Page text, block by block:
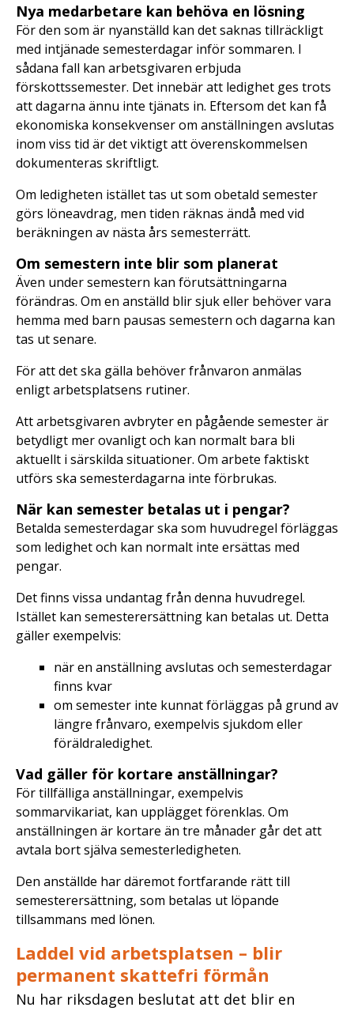
Nya medarbetare kan behöva en lösning
För den som är nyanställd kan det saknas tillräckligt
med intjänade semesterdagar inför sommaren. I
sådana fall kan arbetsgivaren erbjuda
förskottssemester. Det innebär att ledighet ges trots
att dagarna ännu inte tjänats in. Eftersom det kan få
ekonomiska konsekvenser om anställningen avslutas
inom viss tid är det viktigt att överenskommelsen
dokumenteras skriftligt.
Om ledigheten istället tas ut som obetald semester
görs löneavdrag, men tiden räknas ändå med vid
beräkningen av nästa års semesterrätt.
Om semestern inte blir som planerat
Även under semestern kan förutsättningarna
förändras. Om en anställd blir sjuk eller behöver vara
hemma med barn pausas semestern och dagarna kan
tas ut senare.
För att det ska gälla behöver frånvaron anmälas
enligt arbetsplatsens rutiner.
Att arbetsgivaren avbryter en pågående semester är
betydligt mer ovanligt och kan normalt bara bli
aktuellt i särskilda situationer. Om arbete faktiskt
utförs ska semesterdagarna inte förbrukas.
När kan semester betalas ut i pengar?
Betalda semesterdagar ska som huvudregel förläggas
som ledighet och kan normalt inte ersättas med
pengar.
Det finns vissa undantag från denna huvudregel.
Istället kan semesterersättning kan betalas ut. Detta
gäller exempelvis:
när en anställning avslutas och semesterdagar
finns kvar
om semester inte kunnat förläggas på grund av
längre frånvaro, exempelvis sjukdom eller
föräldraledighet.
Vad gäller för kortare anställningar?
För tillfälliga anställningar, exempelvis
sommarvikariat, kan upplägget förenklas. Om
anställningen är kortare än tre månader går det att
avtala bort själva semesterledigheten.
Den anställde har däremot fortfarande rätt till
semesterersättning, som betalas ut löpande
tillsammans med lönen.
Laddel vid arbetsplatsen – blir
permanent skattefri förmån
Nu har riksdagen beslutat att det blir en